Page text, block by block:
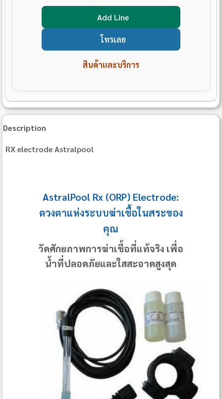
Add Line
โทรเลย
สินค้าและบริการ
Description
RX electrode Astralpool
AstralPool Rx (ORP) Electrode:
ดวงตาแห่งระบบฆ่าเชื้อในสระของ
คุณ
วัดศักยภาพการฆ่าเชื้อที่แท้จริง เพื่อ
น้ำที่ปลอดภัยและใสสะอาดสูงสุด